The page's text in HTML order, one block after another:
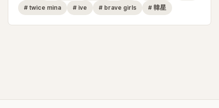
# twice mina # ive # brave girls # 韓星